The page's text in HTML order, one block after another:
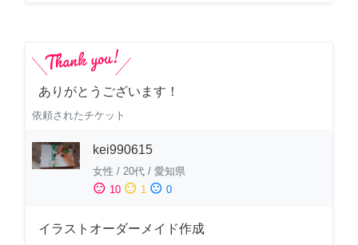
ありがとうございます！
依頼されたチケット
kei990615
女性 / 20代 / 愛知県
sentiment_satisfied 10 sentiment_neutral 1 sentiment_dissatisfied 0
イラストオーダーメイド作成